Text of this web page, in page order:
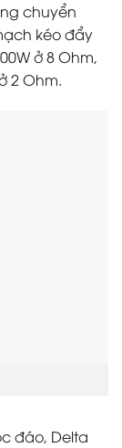
chuyển
kéo đẩy
ở 8 Ohm,
2 Ohm.
đáo, Delta